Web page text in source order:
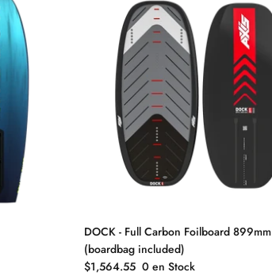
DOCK - Full Carbon Foilboard 899mm
(boardbag included)
$1,564.55 0 en Stock